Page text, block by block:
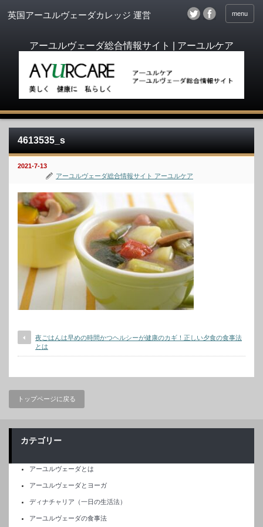
menu
英国アーユルヴェーダカレッジ 運営
4613535_s
2021-7-13
アーユルヴェーダ総合情報サイト アーユルケア
夜ごはんは早めの時間かつヘルシーが健康のカギ！正しい夕食の食事法
とは
トップページに戻る
カテゴリー
アーユルヴェーダとは
アーユルヴェーダとヨーガ
ディナチャリア（一日の生活法）
アーユルヴェーダの食事法